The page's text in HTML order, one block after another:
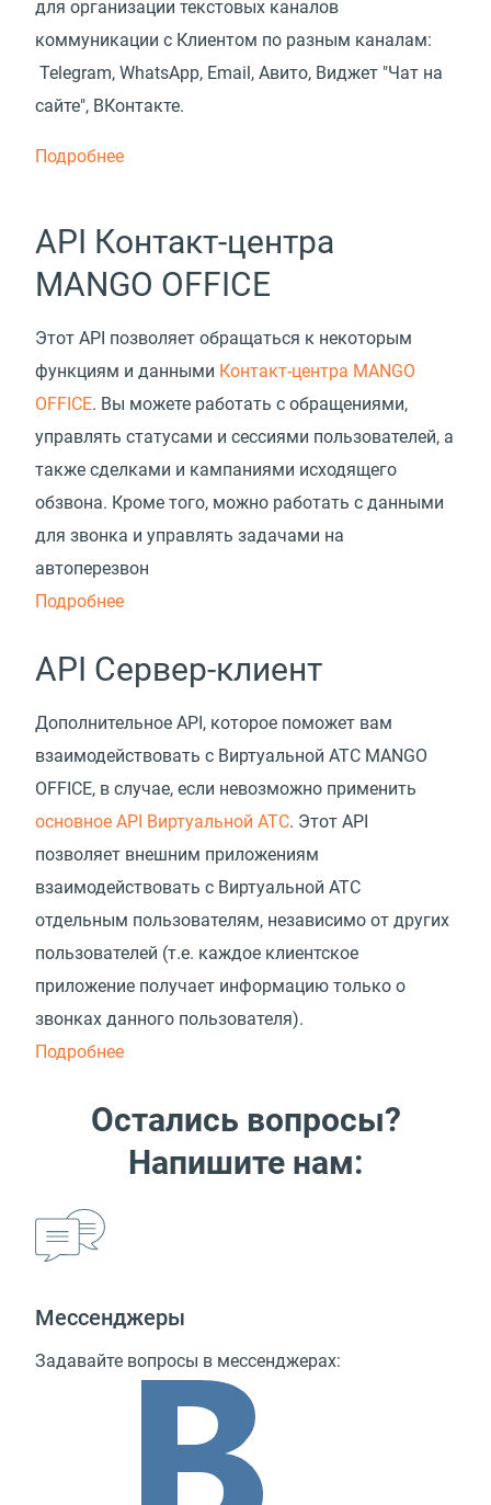
для организации текстовых каналов
коммуникации с Клиентом по разным каналам:
Telegram, WhatsApp, Email, Авито, Виджет "Чат на
сайте", ВКонтакте.
Подробнее
API Контакт-центра
MANGO OFFICE
Этот API позволяет обращаться к некоторым
функциям и данными Контакт-центра MANGO
OFFICE. Вы можете работать с обращениями,
управлять статусами и сессиями пользователей, а
также сделками и кампаниями исходящего
обзвона. Кроме того, можно работать с данными
для звонка и управлять задачами на
автоперезвон
Подробнее
API Сервер-клиент
Дополнительное API, которое поможет вам
взаимодействовать с Виртуальной АТС MANGO
OFFICE, в случае, если невозможно применить
основное API Виртуальной АТС. Этот API
позволяет внешним приложениям
взаимодействовать с Виртуальной АТС
отдельным пользователям, независимо от других
пользователей (т.е. каждое клиентское
приложение получает информацию только о
звонках данного пользователя).
Подробнее
Остались вопросы?
Напишите нам:
Мессенджеры
Задавайте вопросы в мессенджерах: